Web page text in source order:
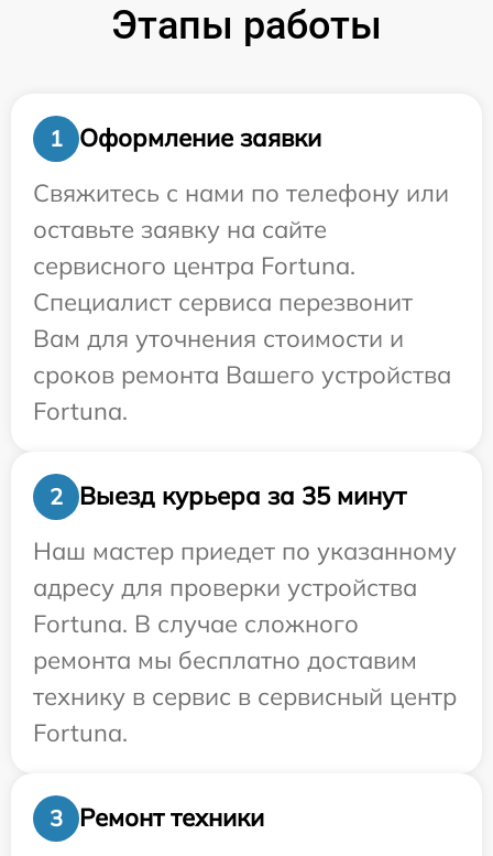
Этапы работы
1
Оформление заявки
Свяжитесь с нами по телефону или
оставьте заявку на сайте
сервисного центра Fortuna.
Специалист сервиса перезвонит
Вам для уточнения стоимости и
сроков ремонта Вашего устройства
Fortuna.
2
Выезд курьера за 35 минут
Наш мастер приедет по указанному
адресу для проверки устройства
Fortuna. В случае сложного
ремонта мы бесплатно доставим
технику в сервис в сервисный центр
Fortuna.
3 Ремонт техники